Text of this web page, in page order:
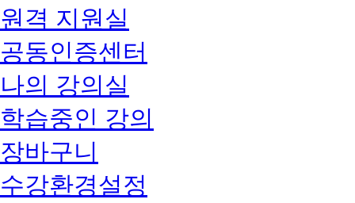
원격 지원실
공동인증센터
나의 강의실
학습중인 강의
장바구니
수강환경설정